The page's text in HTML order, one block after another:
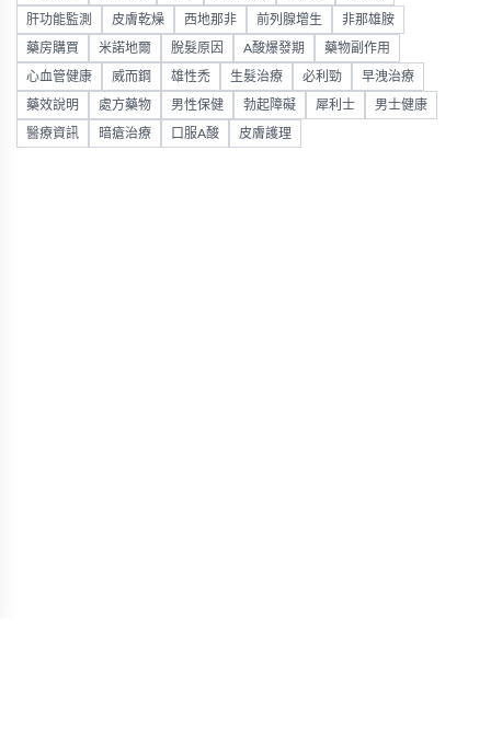
肝功能監測 皮膚乾燥 西地那非 前列腺增生 非那雄胺
藥房購買 米諾地爾 脫髮原因 A酸爆發期 藥物副作用
心血管健康 威而鋼 雄性禿 生髮治療 必利勁 早洩治療
藥效說明 處方藥物 男性保健 勃起障礙 犀利士 男士健康
醫療資訊 暗瘡治療 口服A酸 皮膚護理